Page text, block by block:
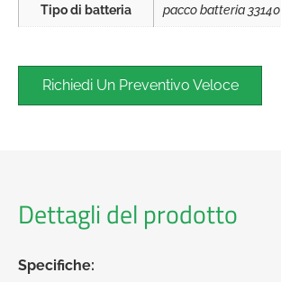
Tipo di batteria pacco batteria 33140
Richiedi Un Preventivo Veloce
Dettagli del prodotto
Specifiche: